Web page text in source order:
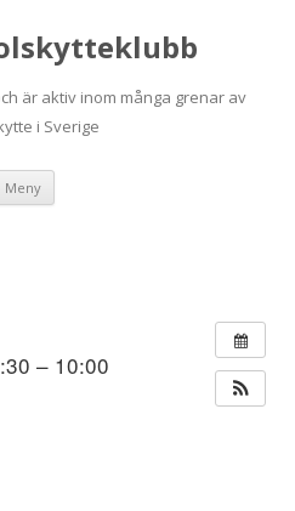
är aktiv inom många grenar av
i Sverige
Meny
– 10:00